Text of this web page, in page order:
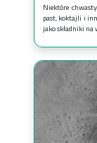
Niektóre
past, koktajli i
jako składniki